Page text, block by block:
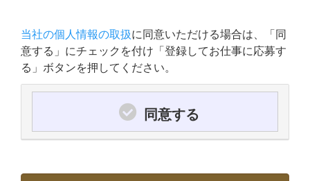
当社の個人情報の取扱に同意いただける場合は、「同
意する」にチェックを付け「登録してお仕事に応募す
る」ボタンを押してください。
同意する